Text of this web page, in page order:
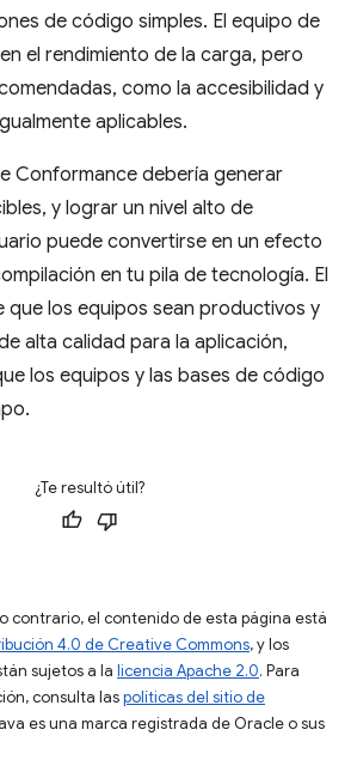
de código simples. El equipo de
el rendimiento de la carga, pero
como la accesibilidad y
aplicables.
Conformance debería generar
y lograr un nivel alto de
puede convertirse en un efecto
en tu pila de tecnología. El
que los equipos sean productivos y
alta calidad para la aplicación,
los equipos y las bases de código
¿Te resultó útil?
contrario, el contenido de esta página está
4.0 de Creative Commons, y los
sujetos a la licencia Apache 2.0. Para
consulta laspolíticas del sitio de
es una marca registrada de Oracle o sus